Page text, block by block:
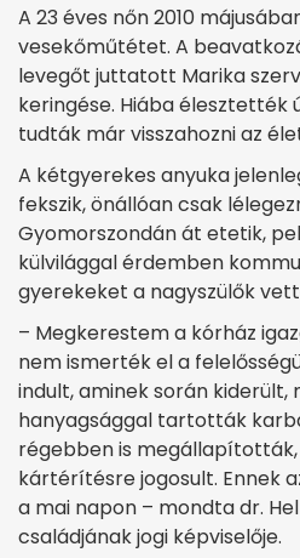
A 23 éves nőn 2010
vesekőműtétet. A
levegőt juttatott Marika
keringése. Hiába élesztették
tudták már visszahozni az
A kétgyerekes anyuka
fekszik, önállóan csak
Gyomorszondán át etetik,
külvilággal érdemben
gyerekeket a nagyszülők
– Megkerestem a kórház
nem ismerték el a
indult, aminek során kiderült,
hanyagsággal tartották
régebben is
kártérítésre jogosult. Ennek
a mai napon – mondta dr.
családjának jogi képviselője.